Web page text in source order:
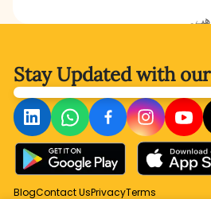
Stay Updated with
BlogContact UsPrivacyTerms